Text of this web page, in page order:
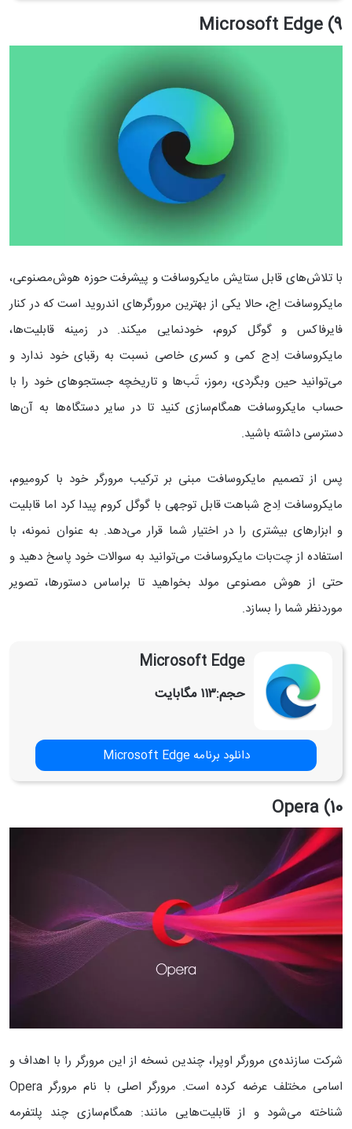
9) Microsoft Edge
با تلاش‌های قابل ستایش مایکروسافت و پیشرفت حوزه‌ هوش‌مصنوعی،
مایکروسافت اِج، حالا یکی از بهترین مرورگرهای اندروید است که در کنار
فایرفاکس و گوگل کروم، خودنمایی می‎کند. در زمینه قابلیت‌ها،
مایکروسافت اِدج کمی و کسری خاصی نسبت به رقبای خود ندارد و
می‌توانید حین وبگردی، رموز، تَب‌ها و تاریخچه جستجو‌های خود را با
حساب مایکروسافت همگام‌سازی کنید تا در سایر دستگاه‌ها به آن‌ها
دسترسی داشته باشید.
پس از تصمیم مایکروسافت مبنی بر ترکیب مرورگر خود با کرومیوم،
مایکروسافت اِدج شباهت قابل توجهی با گوگل کروم پیدا کرد اما قابلیت
و ابزارهای بیشتری را در اختیار شما قرار می‌دهد. به عنوان نمونه، با
استفاده از چت‌بات مایکروسافت می‌توانید به سوالات خود پاسخ دهید و
حتی از هوش مصنوعی مولد بخواهید تا براساس دستور‌ها، تصویر
موردنظر شما را بسازد.
Microsoft Edge
حجم:۱۱۳ مگابایت
دانلود برنامه Microsoft Edge
10) Opera
شرکت سازنده‌ی مرورگر اوپرا، چندین نسخه از این مرورگر را با اهداف و
اسامی مختلف عرضه کرده است. مرورگر اصلی با نام مرورگر Opera
شناخته می‌شود و از قابلیت‌هایی مانند: همگام‌سازی چند پلتفرمه